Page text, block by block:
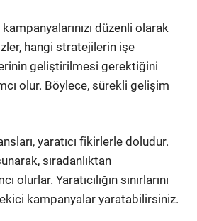
düzenli olarak
hangi stratejilerin işe
geliştirilmesi gerektiğini
olur. Böylece, sürekli gelişim
yaratıcı fikirlerle doludur.
sıradanlıktan
olurlar. Yaratıcılığın sınırlarını
kampanyalar yaratabilirsiniz.